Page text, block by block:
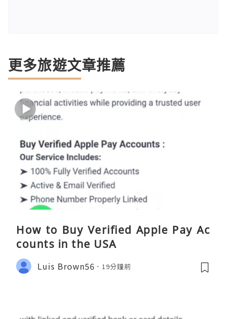
更多旅遊文章推薦
How to Buy Verified Apple Pay Ac
counts in the USA
Luis Brown56 19分鐘前